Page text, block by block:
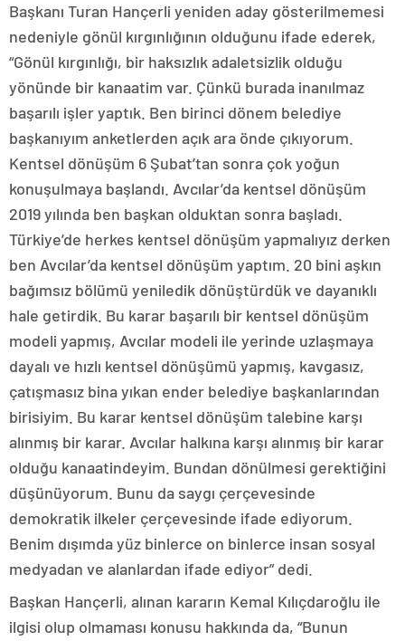
Başkanı Turan Hançerli yeniden aday gösterilmemesi
nedeniyle gönül kırgınlığının olduğunu ifade ederek,
“Gönül kırgınlığı, bir haksızlık adaletsizlik olduğu
yönünde bir kanaatim var. Çünkü burada inanılmaz
başarılı işler yaptık. Ben birinci dönem belediye
başkanıyım anketlerden açık ara önde çıkıyorum.
Kentsel dönüşüm 6 Şubat’tan sonra çok yoğun
konuşulmaya başlandı. Avcılar’da kentsel dönüşüm
2019 yılında ben başkan olduktan sonra başladı.
Türkiye’de herkes kentsel dönüşüm yapmalıyız derken
ben Avcılar’da kentsel dönüşüm yaptım. 20 bini aşkın
bağımsız bölümü yeniledik dönüştürdük ve dayanıklı
hale getirdik. Bu karar başarılı bir kentsel dönüşüm
modeli yapmış, Avcılar modeli ile yerinde uzlaşmaya
dayalı ve hızlı kentsel dönüşümü yapmış, kavgasız,
çatışmasız bina yıkan ender belediye başkanlarından
birisiyim. Bu karar kentsel dönüşüm talebine karşı
alınmış bir karar. Avcılar halkına karşı alınmış bir karar
olduğu kanaatindeyim. Bundan dönülmesi gerektiğini
düşünüyorum. Bunu da saygı çerçevesinde
demokratik ilkeler çerçevesinde ifade ediyorum.
Benim dışımda yüz binlerce on binlerce insan sosyal
medyadan ve alanlardan ifade ediyor” dedi.
Başkan Hançerli, alınan kararın Kemal Kılıçdaroğlu ile
ilgisi olup olmaması konusu hakkında da, “Bunun